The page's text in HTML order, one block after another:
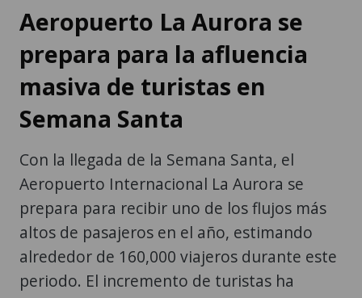
Aeropuerto La Aurora se
prepara para la afluencia
masiva de turistas en
Semana Santa
Con la llegada de la Semana Santa, el
Aeropuerto Internacional La Aurora se
prepara para recibir uno de los flujos más
altos de pasajeros en el año, estimando
alrededor de 160,000 viajeros durante este
periodo. El incremento de turistas ha